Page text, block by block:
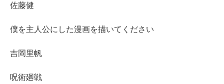
佐藤健
僕を主人公にした漫画を描いてください
吉岡里帆
呪術廻戦